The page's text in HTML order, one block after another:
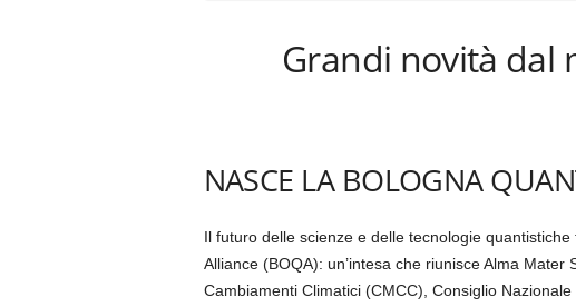
Grandi novità dal
NASCE LA BOLOGNA
Il futuro delle scienze e delle tecnologie
Alliance (BOQA): un’intesa che riunisce Alma
Cambiamenti Climatici (CMCC), Consiglio